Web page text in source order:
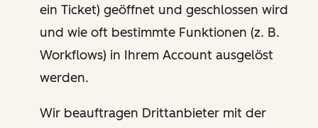
ein Ticket) geöffnet und geschlossen wird
und wie oft bestimmte Funktionen (z. B.
Workflows) in Ihrem Account ausgelöst
werden.
Wir beauftragen Drittanbieter mit der